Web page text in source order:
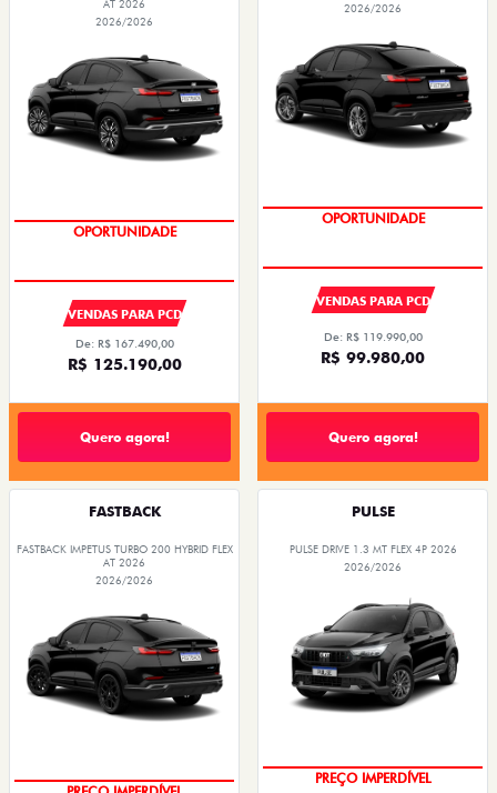
AT 2026
2026/2026
OPORTUNIDADE
VENDAS PARA PCD
De: R$ 167.490,00
R$ 125.190,00
Quero agora!
2026/2026
OPORTUNIDADE
VENDAS PARA PCD
De: R$ 119.990,00
R$ 99.980,00
Quero agora!
FASTBACK
FASTBACK IMPETUS TURBO 200 HYBRID FLEX
AT 2026
2026/2026
PULSE
PULSE DRIVE 1.3 MT FLEX 4P 2026
2026/2026
PREÇO IMPERDÍVEL